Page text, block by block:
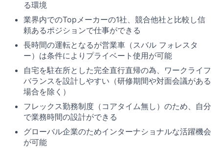
る環境
業界内でのTopメーカーの1社、競合他社と比較し信
頼あるポジションで仕事ができる
長時間の運転となるが営業車（スバル フォレスタ
ー）は条件によりプライベート使用が可能
自宅を駐在所とした完全直行直帰の為、ワークライフ
バランスを設計しやすい（研修期間や対面会議がある
場合を除く）
フレックス勤務制度（コアタイム無し）のため、自分
で業務時間の設計ができる
グローバル企業のためインターナショナルな活躍機会
が可能